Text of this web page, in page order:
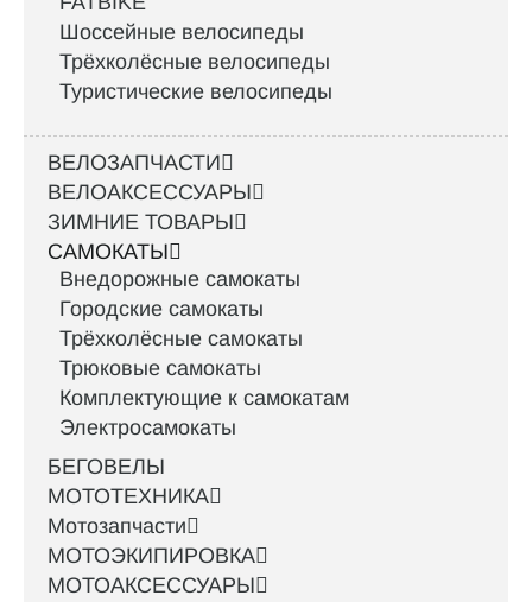
Шоссейные велосипеды
Трёхколёсные велосипеды
Туристические велосипеды
ВЕЛОЗАПЧАСТИ
ВЕЛОАКСЕССУАРЫ
ЗИМНИЕ ТОВАРЫ
САМОКАТЫ
Внедорожные самокаты
Городские самокаты
Трёхколёсные самокаты
Трюковые самокаты
Комплектующие к самокатам
Электросамокаты
БЕГОВЕЛЫ
МОТОТЕХНИКА
Мотозапчасти
МОТОЭКИПИРОВКА
МОТОАКСЕССУАРЫ